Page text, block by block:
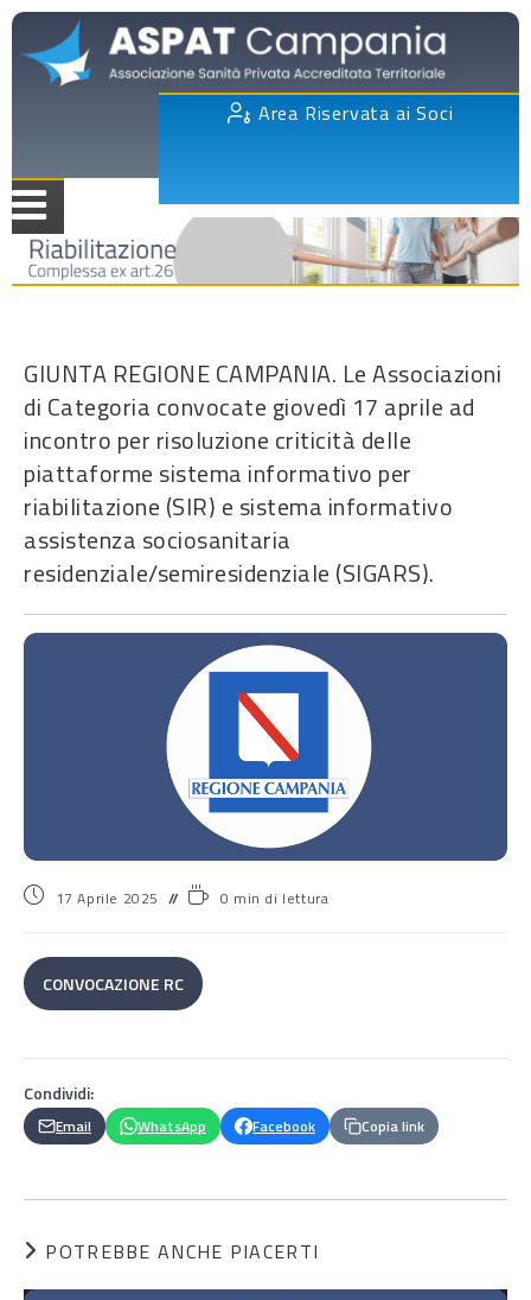
Area Riservata ai Soci
GIUNTA REGIONE CAMPANIA. Le Associazioni
di Categoria convocate giovedì 17 aprile ad
incontro per risoluzione criticità delle
piattaforme sistema informativo per
riabilitazione (SIR) e sistema informativo
assistenza sociosanitaria
residenziale/semiresidenziale (SIGARS).
17 Aprile 2025 0 min di lettura
CONVOCAZIONE RC
Condividi:
Email WhatsApp Facebook Copia link
POTREBBE ANCHE PIACERTI